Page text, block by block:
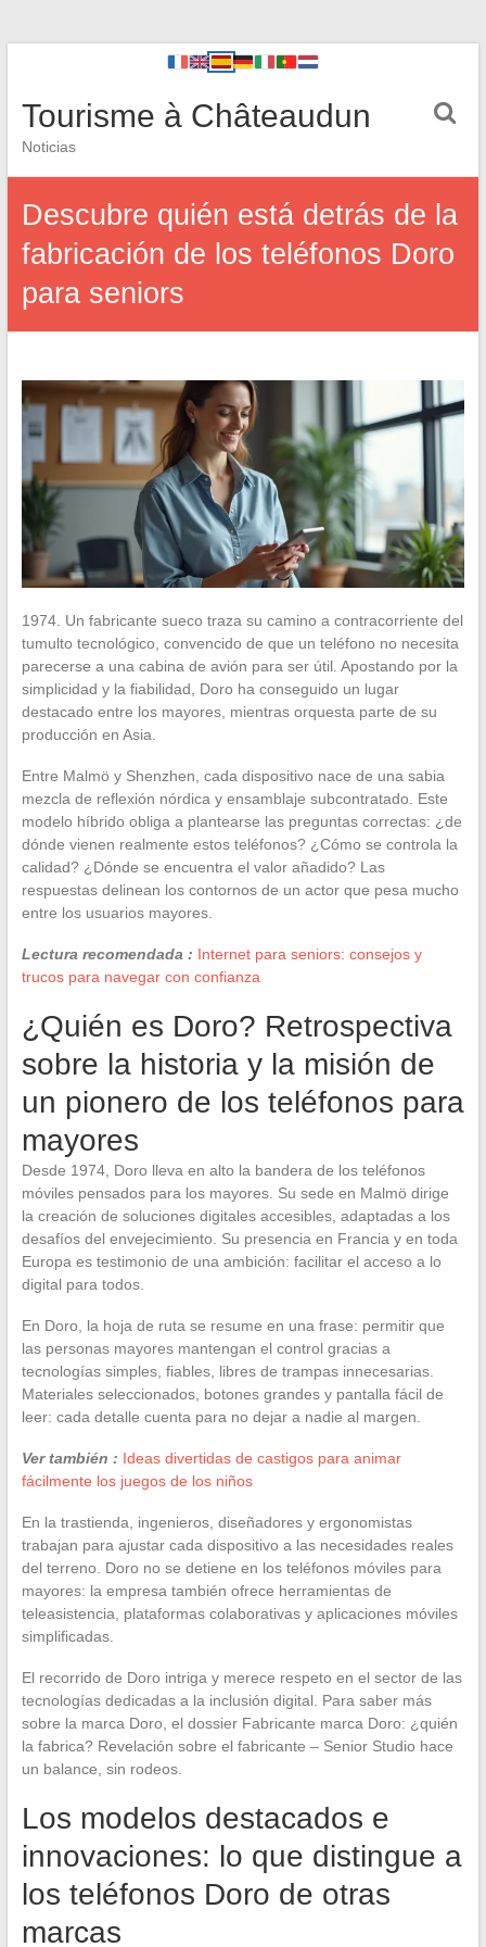
Tourisme à Châteaudun
Noticias
Descubre quién está detrás de la
fabricación de los teléfonos Doro
para seniors
1974. Un fabricante sueco traza su camino a contracorriente del
tumulto tecnológico, convencido de que un teléfono no necesita
parecerse a una cabina de avión para ser útil. Apostando por la
simplicidad y la fiabilidad, Doro ha conseguido un lugar
destacado entre los mayores, mientras orquesta parte de su
producción en Asia.
Entre Malmö y Shenzhen, cada dispositivo nace de una sabia
mezcla de reflexión nórdica y ensamblaje subcontratado. Este
modelo híbrido obliga a plantearse las preguntas correctas: ¿de
dónde vienen realmente estos teléfonos? ¿Cómo se controla la
calidad? ¿Dónde se encuentra el valor añadido? Las
respuestas delinean los contornos de un actor que pesa mucho
entre los usuarios mayores.
Lectura recomendada : Internet para seniors: consejos y
trucos para navegar con confianza
¿Quién es Doro? Retrospectiva
sobre la historia y la misión de
un pionero de los teléfonos para
mayores
Desde 1974, Doro lleva en alto la bandera de los teléfonos
móviles pensados para los mayores. Su sede en Malmö dirige
la creación de soluciones digitales accesibles, adaptadas a los
desafíos del envejecimiento. Su presencia en Francia y en toda
Europa es testimonio de una ambición: facilitar el acceso a lo
digital para todos.
En Doro, la hoja de ruta se resume en una frase: permitir que
las personas mayores mantengan el control gracias a
tecnologías simples, fiables, libres de trampas innecesarias.
Materiales seleccionados, botones grandes y pantalla fácil de
leer: cada detalle cuenta para no dejar a nadie al margen.
Ver también : Ideas divertidas de castigos para animar
fácilmente los juegos de los niños
En la trastienda, ingenieros, diseñadores y ergonomistas
trabajan para ajustar cada dispositivo a las necesidades reales
del terreno. Doro no se detiene en los teléfonos móviles para
mayores: la empresa también ofrece herramientas de
teleasistencia, plataformas colaborativas y aplicaciones móviles
simplificadas.
El recorrido de Doro intriga y merece respeto en el sector de las
tecnologías dedicadas a la inclusión digital. Para saber más
sobre la marca Doro, el dossier Fabricante marca Doro: ¿quién
la fabrica? Revelación sobre el fabricante – Senior Studio hace
un balance, sin rodeos.
Los modelos destacados e
innovaciones: lo que distingue a
los teléfonos Doro de otras
marcas